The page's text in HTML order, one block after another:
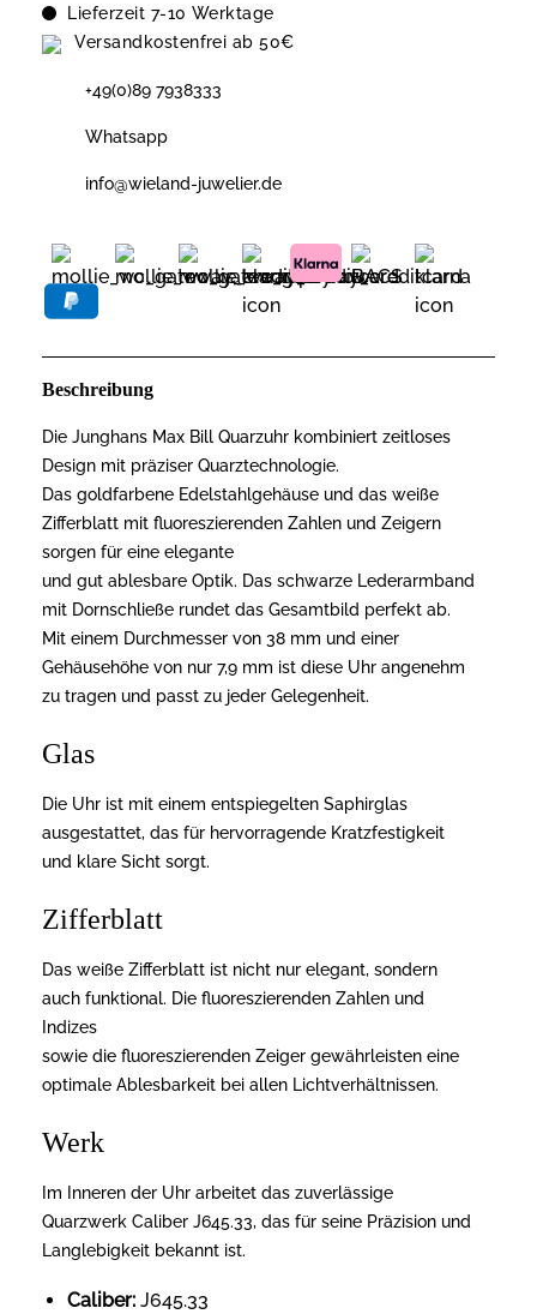
Lieferzeit 7-10 Werktage
Versandkostenfrei ab 50€
+49(0)89 7938333
Whatsapp
info@wieland-juwelier.de
Beschreibung
Die Junghans Max Bill Quarzuhr kombiniert zeitloses
Design mit präziser Quarztechnologie.
Das goldfarbene Edelstahlgehäuse und das weiße
Zifferblatt mit fluoreszierenden Zahlen und Zeigern
sorgen für eine elegante
und gut ablesbare Optik. Das schwarze Lederarmband
mit Dornschließe rundet das Gesamtbild perfekt ab.
Mit einem Durchmesser von 38 mm und einer
Gehäusehöhe von nur 7,9 mm ist diese Uhr angenehm
zu tragen und passt zu jeder Gelegenheit.
Glas
Die Uhr ist mit einem entspiegelten Saphirglas
ausgestattet, das für hervorragende Kratzfestigkeit
und klare Sicht sorgt.
Zifferblatt
Das weiße Zifferblatt ist nicht nur elegant, sondern
auch funktional. Die fluoreszierenden Zahlen und
Indizes
sowie die fluoreszierenden Zeiger gewährleisten eine
optimale Ablesbarkeit bei allen Lichtverhältnissen.
Werk
Im Inneren der Uhr arbeitet das zuverlässige
Quarzwerk Caliber J645.33, das für seine Präzision und
Langlebigkeit bekannt ist.
Caliber:J645.33